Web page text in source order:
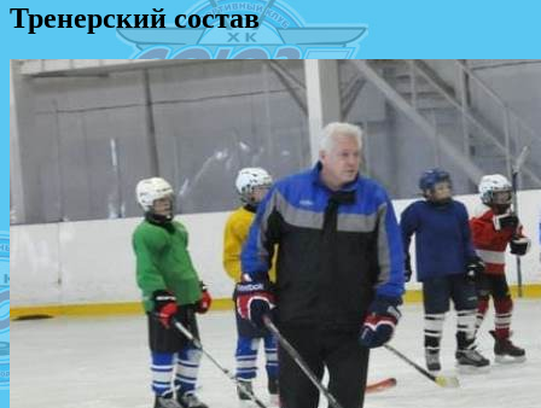
Тренерский состав